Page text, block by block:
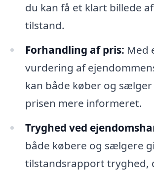
du kan få et klart billede
tilstand.
Forhandling af pris: Med
vurdering af
kan både køber og
prisen mere informeret.
Tryghed ved
både købere og sælgere
tilstandsrapport tryghed,